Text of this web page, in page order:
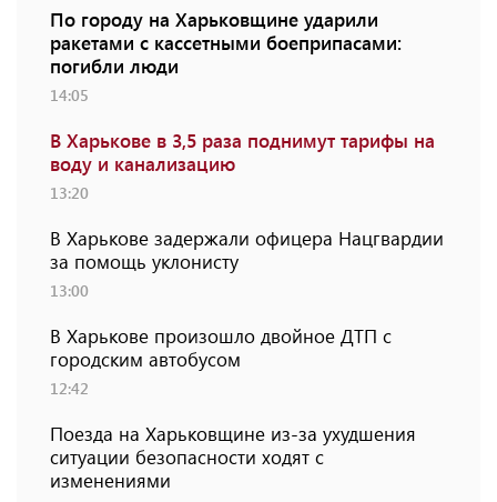
По городу на Харьковщине ударили
ракетами с кассетными боеприпасами:
погибли люди
14:05
В Харькове в 3,5 раза поднимут тарифы на
воду и канализацию
13:20
В Харькове задержали офицера Нацгвардии
за помощь уклонисту
13:00
В Харькове произошло двойное ДТП с
городским автобусом
12:42
Поезда на Харьковщине из-за ухудшения
ситуации безопасности ходят с
изменениями